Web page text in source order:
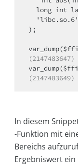
);
(2147483647)
(2147483649)
In diesem
-Funktion mit
Bereichs
Ergebniswert